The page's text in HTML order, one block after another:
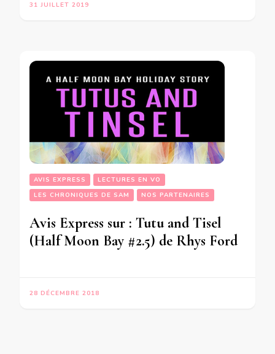
31 JUILLET 2019
AVIS EXPRESS
LECTURES EN VO
LES CHRONIQUES DE SAM
NOS PARTENAIRES
Avis Express sur : Tutu and Tisel
(Half Moon Bay #2.5) de Rhys Ford
28 DÉCEMBRE 2018